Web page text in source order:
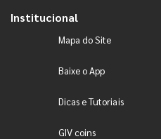
Institucional
Mapa do Site
Baixe o App
Dicas e Tutoriais
GIV coins